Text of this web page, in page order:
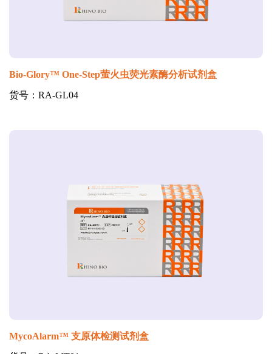
Bio-Glory™ One-Step萤火虫荧光素酶分析试剂盒
货号：RA-GL04
MycoAlarm™ 支原体检测试剂盒